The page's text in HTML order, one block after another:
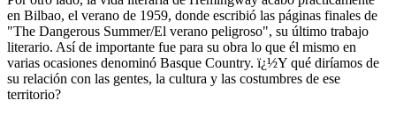
en Bilbao, el verano de 1959, donde escribió las páginas finales de
"The Dangerous Summer/El verano peligroso", su último trabajo
literario. Así de importante fue para su obra lo que él mismo en
varias ocasiones denominó Basque Country. ï¿½Y qué diríamos de
su relación con las gentes, la cultura y las costumbres de ese
territorio?